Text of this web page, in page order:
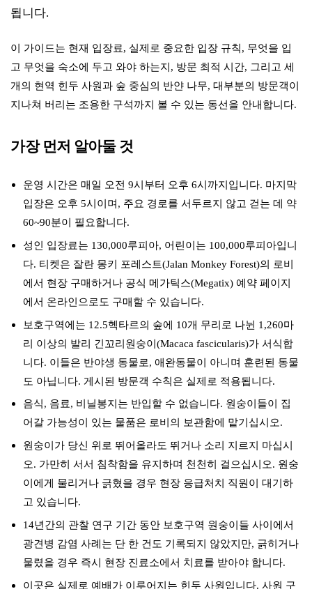
됩니다.
이 가이드는 현재 입장료, 실제로 중요한 입장 규칙, 무엇을 입
고 무엇을 숙소에 두고 와야 하는지, 방문 최적 시간, 그리고 세
개의 현역 힌두 사원과 숲 중심의 반얀 나무, 대부분의 방문객이
지나쳐 버리는 조용한 구석까지 볼 수 있는 동선을 안내합니다.
가장 먼저 알아둘 것
운영 시간은 매일 오전 9시부터 오후 6시까지입니다. 마지막
입장은 오후 5시이며, 주요 경로를 서두르지 않고 걷는 데 약
60~90분이 필요합니다.
성인 입장료는 130,000루피아, 어린이는 100,000루피아입니
다. 티켓은 잘란 몽키 포레스트(Jalan Monkey Forest)의 로비
에서 현장 구매하거나 공식 메가틱스(Megatix) 예약 페이지
에서 온라인으로도 구매할 수 있습니다.
보호구역에는 12.5헥타르의 숲에 10개 무리로 나뉜 1,260마
리 이상의 발리 긴꼬리원숭이(Macaca fascicularis)가 서식합
니다. 이들은 반야생 동물로, 애완동물이 아니며 훈련된 동물
도 아닙니다. 게시된 방문객 수칙은 실제로 적용됩니다.
음식, 음료, 비닐봉지는 반입할 수 없습니다. 원숭이들이 집
어갈 가능성이 있는 물품은 로비의 보관함에 맡기십시오.
원숭이가 당신 위로 뛰어올라도 뛰거나 소리 지르지 마십시
오. 가만히 서서 침착함을 유지하며 천천히 걸으십시오. 원숭
이에게 물리거나 긁혔을 경우 현장 응급처치 직원이 대기하
고 있습니다.
14년간의 관찰 연구 기간 동안 보호구역 원숭이들 사이에서
광견병 감염 사례는 단 한 건도 기록되지 않았지만, 긁히거나
물렸을 경우 즉시 현장 진료소에서 치료를 받아야 합니다.
이곳은 실제로 예배가 이루어지는 힌두 사원입니다. 사원 구